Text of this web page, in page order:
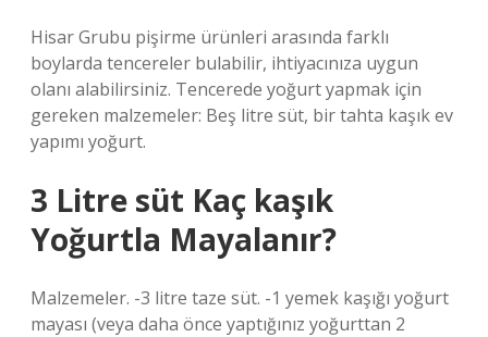
Hisar Grubu pişirme ürünleri arasında farklı
boylarda tencereler bulabilir, ihtiyacınıza uygun
olanı alabilirsiniz. Tencerede yoğurt yapmak için
gereken malzemeler: Beş litre süt, bir tahta kaşık ev
yapımı yoğurt.
3 Litre süt Kaç kaşık
Yoğurtla Mayalanır?
Malzemeler. -3 litre taze süt. -1 yemek kaşığı yoğurt
mayası (veya daha önce yaptığınız yoğurttan 2